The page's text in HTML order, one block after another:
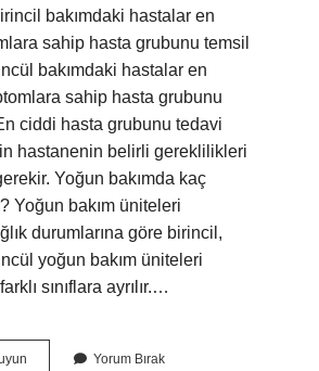
bakımdaki hastalar en
sahip hasta grubunu temsil
bakımdaki hastalar en
sahip hasta grubunu
ciddi hasta grubunu tedavi
hastanenin belirli gereklilikleri
Yoğun bakımda kaç
Yoğun bakım üniteleri
durumlarına göre birincil,
yoğun bakım üniteleri
sınıflara ayrılır.…
Yorum Bırak